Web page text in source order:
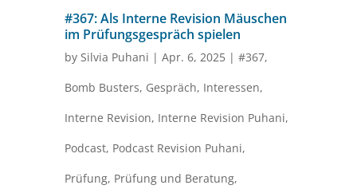
#367: Als Interne Revision Mäuschen
im Prüfungsgespräch spielen
by Silvia Puhani | Apr. 6, 2025| #367,
Bomb Busters, Gespräch, Interessen,
Interne Revision, Interne Revision Puhani,
Podcast, Podcast Revision Puhani,
Prüfung, Prüfung und Beratung,